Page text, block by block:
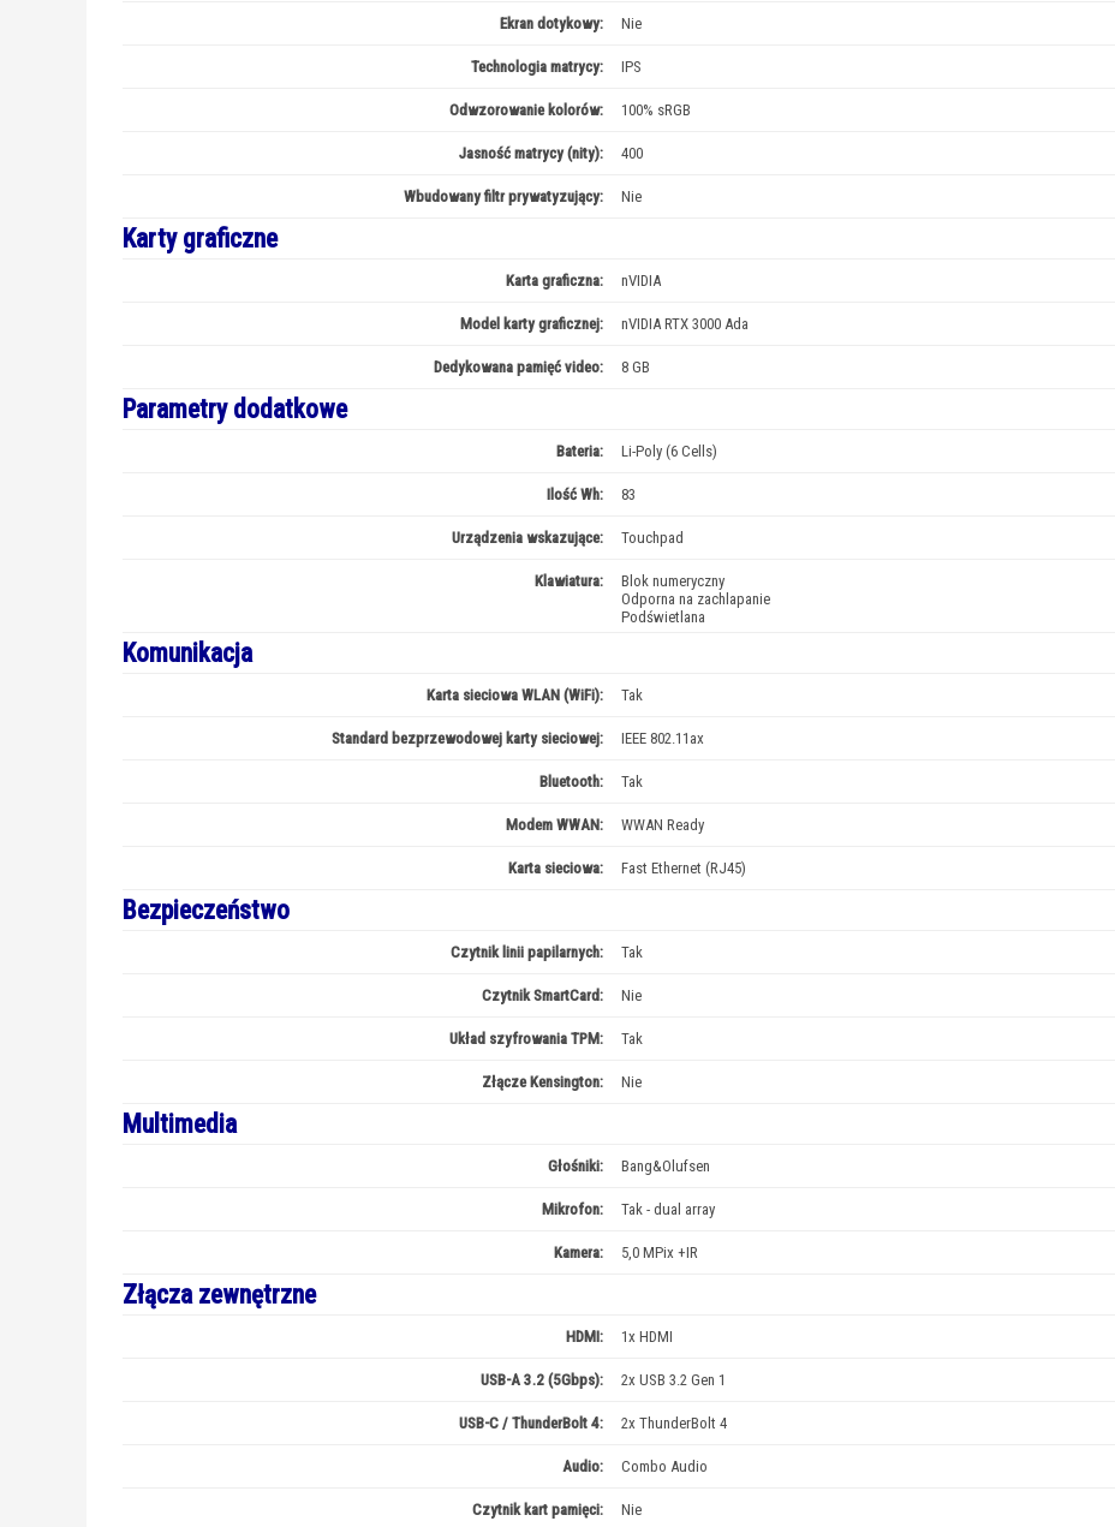
Ekran dotykowy: Nie
Technologia matrycy: IPS
Odwzorowanie kolorów: 100% sRGB
Jasność matrycy (nity): 400
Wbudowany filtr prywatyzujący: Nie
Karty graficzne
Karta graficzna: nVIDIA
Model karty graficznej: nVIDIA RTX 3000 Ada
Dedykowana pamięć video: 8 GB
Parametry dodatkowe
Bateria: Li-Poly (6 Cells)
Ilość Wh: 83
Urządzenia wskazujące: Touchpad
Klawiatura:
Blok numeryczny
Odporna na zachlapanie
Podświetlana
Komunikacja
Karta sieciowa WLAN (WiFi): Tak
Standard bezprzewodowej karty sieciowej: IEEE 802.11ax
Bluetooth: Tak
Modem WWAN: WWAN Ready
Karta sieciowa: Fast Ethernet (RJ45)
Bezpieczeństwo
Czytnik linii papilarnych: Tak
Czytnik SmartCard: Nie
Układ szyfrowania TPM: Tak
Złącze Kensington: Nie
Multimedia
Głośniki: Bang&Olufsen
Mikrofon: Tak - dual array
Kamera: 5,0 MPix +IR
Złącza zewnętrzne
HDMI: 1x HDMI
USB-A 3.2 (5Gbps): 2x USB 3.2 Gen 1
USB-C / ThunderBolt 4: 2x ThunderBolt 4
Audio: Combo Audio
Czytnik kart pamięci: Nie